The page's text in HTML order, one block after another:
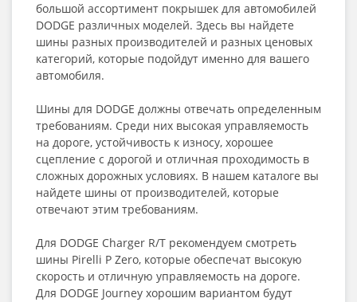
большой ассортимент покрышек для автомобилей
DODGE различных моделей. Здесь вы найдете
шины разных производителей и разных ценовых
категорий, которые подойдут именно для вашего
автомобиля.
Шины для DODGE должны отвечать определенным
требованиям. Среди них высокая управляемость
на дороге, устойчивость к износу, хорошее
сцепление с дорогой и отличная проходимость в
сложных дорожных условиях. В нашем каталоге вы
найдете шины от производителей, которые
отвечают этим требованиям.
Для DODGE Charger R/T рекомендуем смотреть
шины Pirelli P Zero, которые обеспечат высокую
скорость и отличную управляемость на дороге.
Для DODGE Journey хорошим вариантом будут